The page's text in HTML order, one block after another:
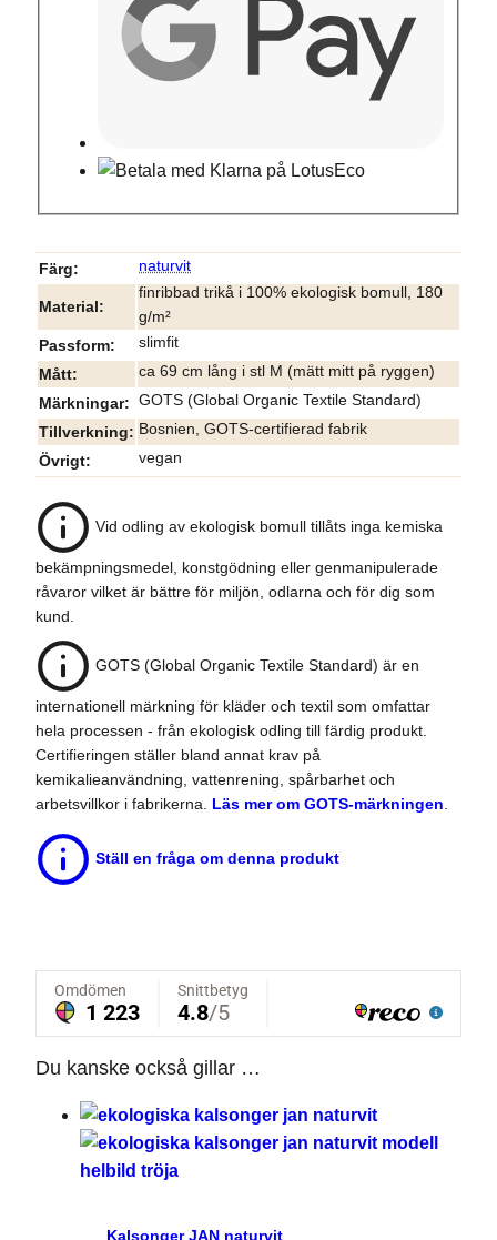
Färg naturvit
Material
finribbad trikå i 100% ekologisk bomull, 180
g/m²
Passform
slimfit
Mått
ca 69 cm lång i stl M (mätt mitt på ryggen)
Märkningar
GOTS (Global Organic Textile Standard)
Tillverkning
Bosnien, GOTS-certifierad fabrik
Övrigt
vegan
Vid odling av ekologisk bomull tillåts inga kemiska
bekämpningsmedel, konstgödning eller genmanipulerade
råvaror vilket är bättre för miljön, odlarna och för dig som
kund.
GOTS (Global Organic Textile Standard) är en
internationell märkning för kläder och textil som omfattar
hela processen - från ekologisk odling till färdig produkt.
Certifieringen ställer bland annat krav på
kemikalieanvändning, vattenrening, spårbarhet och
arbetsvillkor i fabrikerna. Läs mer om GOTS-märkningen.
Ställ en fråga om denna produkt
Du kanske också gillar …
Kalsonger JAN naturvit